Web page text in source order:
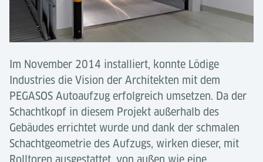
Im November 2014 installiert, konnte Lödige
Industries die Vision der Architekten mit dem
PEGASOS Autoaufzug erfolgreich umsetzen. Da der
Schachtkopf in diesem Projekt außerhalb des
Gebäudes errichtet wurde und dank der schmalen
Schachtgeometrie des Aufzugs, wirken dieser, mit
Rolltoren ausgestattet, von außen wie eine